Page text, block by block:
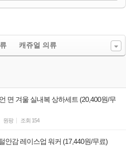
캐쥬얼 의류
면 겨울 실내복 상하세트 (20,400원/무
원팡 조회 154
안감 레이스업 워커 (17,440원/무료)